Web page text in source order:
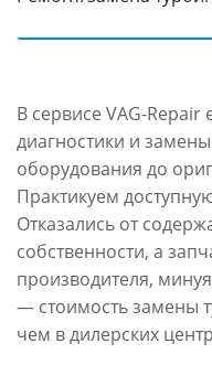
В сервисе VAG-Repair
диагностики и
оборудования до
Практикуем
Отказались от
собственности, а
производителя,
— стоимость замены
чем в дилерских